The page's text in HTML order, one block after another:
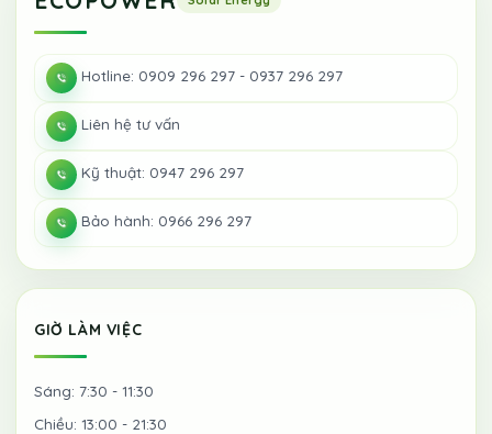
Hotline: 0909 296 297 - 0937 296 297
Liên hệ tư vấn
Kỹ thuật: 0947 296 297
Bảo hành: 0966 296 297
GIỜ LÀM VIỆC
Sáng: 7:30 - 11:30
Chiều: 13:00 - 21:30